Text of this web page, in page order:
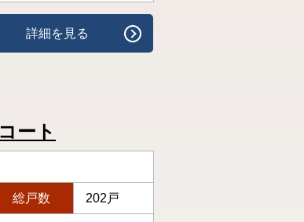
詳細を見る
ート
総戸数 202戸